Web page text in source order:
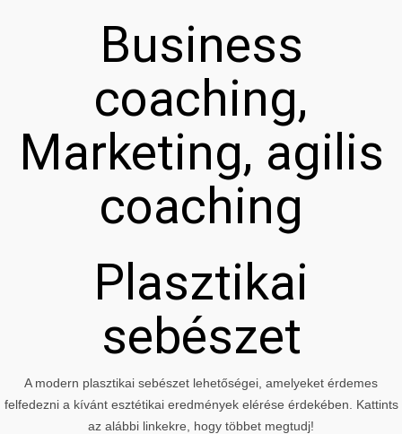
Business
coaching,
Marketing, agilis
coaching
Plasztikai
sebészet
A modern plasztikai sebészet lehetőségei, amelyeket érdemes
felfedezni a kívánt esztétikai eredmények elérése érdekében. Kattints
az alábbi linkekre, hogy többet megtudj!